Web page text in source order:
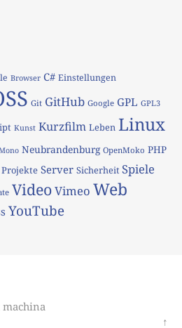
Browser C# Einstellungen
Git GitHub Google GPL GPL3
Kunst Kurzfilm Leben Linux
Neubrandenburg OpenMoko PHP
Projekte Server Sicherheit Spiele
VideoVimeo Web
YouTube
machina
↑